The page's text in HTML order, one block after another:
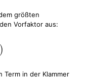
größten
Vorfaktor aus:
Term in der Klammer